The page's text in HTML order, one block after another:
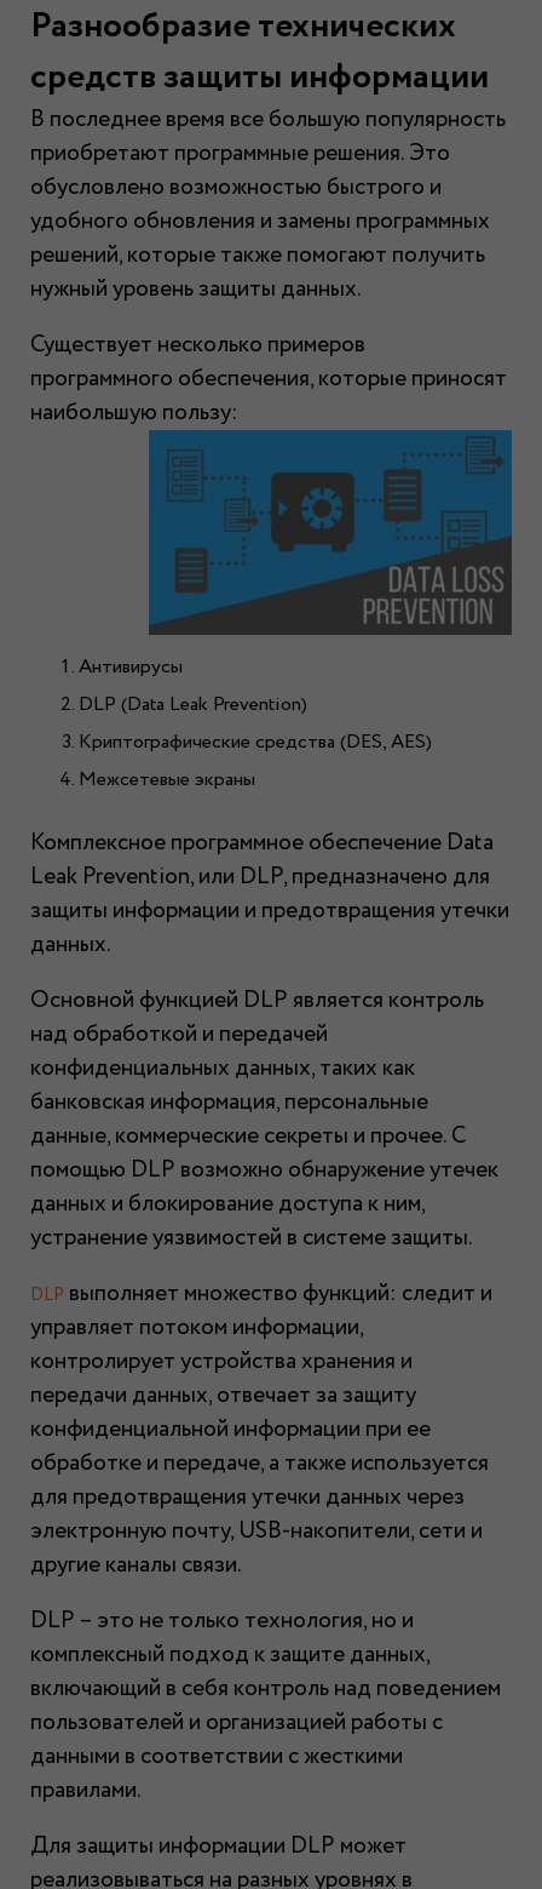
Разнообразие технических
средств защиты информации
В последнее время все большую популярность
приобретают программные решения. Это
обусловлено возможностью быстрого и
удобного обновления и замены программных
решений, которые также помогают получить
нужный уровень защиты данных.
Существует несколько примеров
программного обеспечения, которые приносят
наибольшую пользу:
Антивирусы
DLP (Data Leak Prevention)
Криптографические средства (DES, AES)
Межсетевые экраны
Комплексное программное обеспечение Data
Leak Prevention, или DLP, предназначено для
защиты информации и предотвращения утечки
данных.
Основной функцией DLP является контроль
над обработкой и передачей
конфиденциальных данных, таких как
банковская информация, персональные
данные, коммерческие секреты и прочее. С
помощью DLP возможно обнаружение утечек
данных и блокирование доступа к ним,
устранение уязвимостей в системе защиты.
DLP выполняет множество функций: следит и
управляет потоком информации,
контролирует устройства хранения и
передачи данных, отвечает за защиту
конфиденциальной информации при ее
обработке и передаче, а также используется
для предотвращения утечки данных через
электронную почту, USB-накопители, сети и
другие каналы связи.
DLP – это не только технология, но и
комплексный подход к защите данных,
включающий в себя контроль над поведением
пользователей и организацией работы с
данными в соответствии с жесткими
правилами.
Для защиты информации DLP может
реализовываться на разных уровнях в